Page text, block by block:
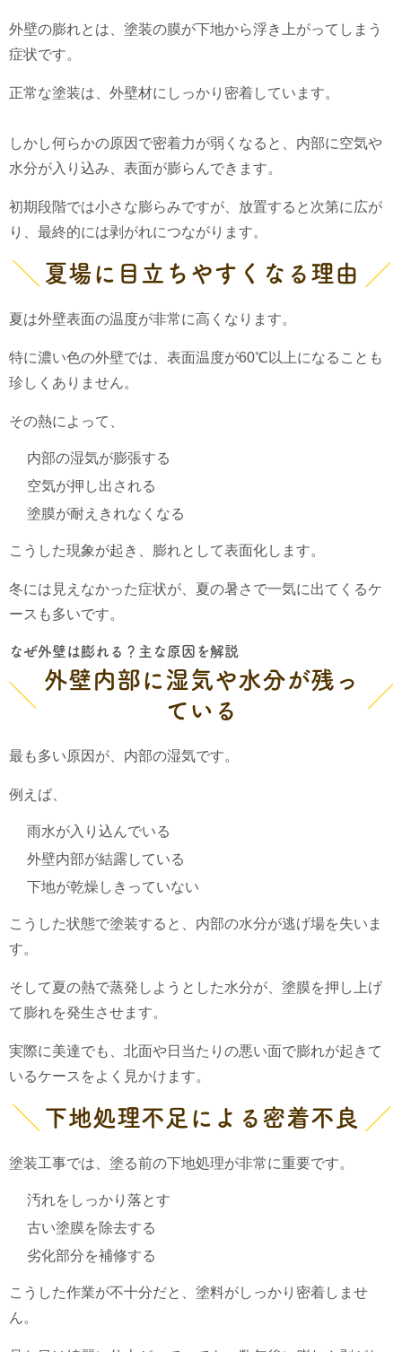
外壁の膨れとは、塗装の膜が下地から浮き上がってしまう
症状です。
正常な塗装は、外壁材にしっかり密着しています。
しかし何らかの原因で密着力が弱くなると、内部に空気や
水分が入り込み、表面が膨らんできます。
初期段階では小さな膨らみですが、放置すると次第に広が
り、最終的には剥がれにつながります。
夏場に目立ちやすくなる理由
夏は外壁表面の温度が非常に高くなります。
特に濃い色の外壁では、表面温度が60℃以上になることも
珍しくありません。
その熱によって、
内部の湿気が膨張する
空気が押し出される
塗膜が耐えきれなくなる
こうした現象が起き、膨れとして表面化します。
冬には見えなかった症状が、夏の暑さで一気に出てくるケ
ースも多いです。
なぜ外壁は膨れる？主な原因を解説
外壁内部に湿気や水分が残っ
ている
最も多い原因が、内部の湿気です。
例えば、
雨水が入り込んでいる
外壁内部が結露している
下地が乾燥しきっていない
こうした状態で塗装すると、内部の水分が逃げ場を失いま
す。
そして夏の熱で蒸発しようとした水分が、塗膜を押し上げ
て膨れを発生させます。
実際に美達でも、北面や日当たりの悪い面で膨れが起きて
いるケースをよく見かけます。
下地処理不足による密着不良
塗装工事では、塗る前の下地処理が非常に重要です。
汚れをしっかり落とす
古い塗膜を除去する
劣化部分を補修する
こうした作業が不十分だと、塗料がしっかり密着しませ
ん。